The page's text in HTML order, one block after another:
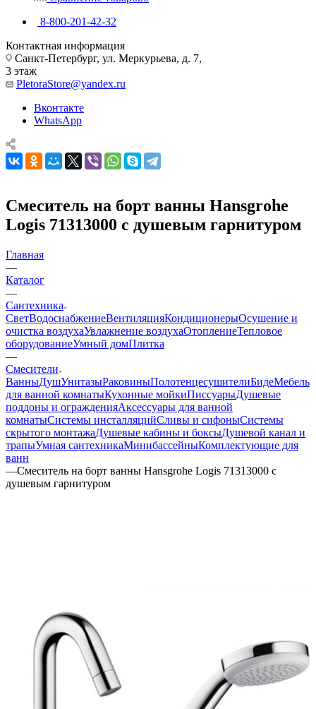
8-800-201-42-32
Контактная информация
Санкт-Петербург, ул. Меркурьева, д. 7,
3 этаж
PletoraStore@yandex.ru
Вконтакте
WhatsApp
Смеситель на борт ванны Hansgrohe
Logis 71313000 с душевым гарнитуром
Главная
—
Каталог
—
Сантехника
СветВодоснабжениеВентиляцияКондиционерыОсушение и
очистка воздухаУвлажнение воздухаОтоплениеТепловое
оборудованиеУмный домПлитка
—
Смесители
ВанныДушУнитазыРаковиныПолотенцесушителиБидеМебель
для ванной комнатыКухонные мойкиПиссуарыДушевые
поддоны и огражденияАксессуары для ванной
комнатыСистемы инсталляцийСливы и сифоныСистемы
скрытого монтажаДушевые кабины и боксыДушевой канал и
трапыУмная сантехникаМинибассейныКомплектующие для
ванн
—Смеситель на борт ванны Hansgrohe Logis 71313000 с
душевым гарнитуром